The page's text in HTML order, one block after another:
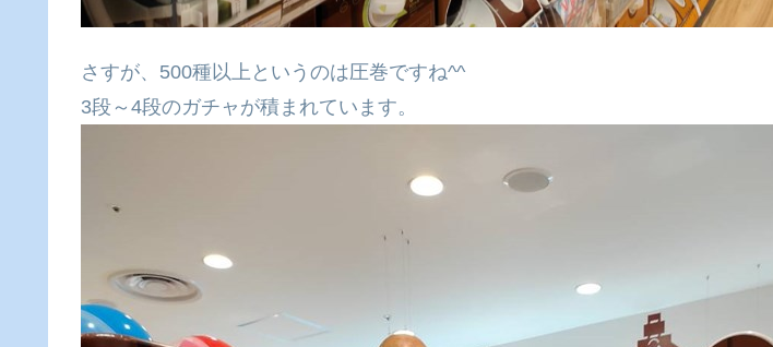
さすが、500種以上というのは圧巻ですね^^
3段～4段のガチャが積まれています。